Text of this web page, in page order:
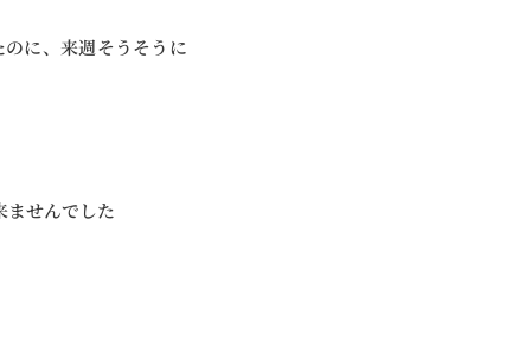
に、来週そうそうに
ませんでした